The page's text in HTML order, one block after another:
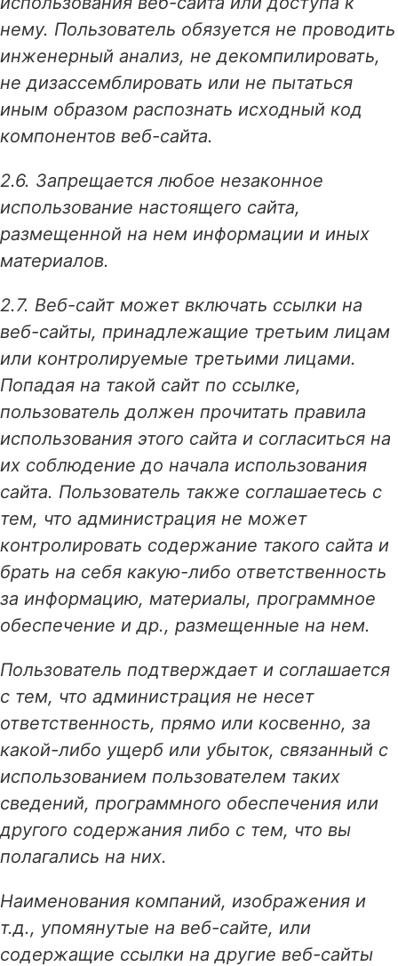
нему. Пользователь обязуется не проводить
инженерный анализ, не декомпилировать,
не дизассемблировать или не пытаться
иным образом распознать исходный код
компонентов веб-сайта.
2.6. Запрещается любое незаконное
использование настоящего сайта,
размещенной на нем информации и иных
материалов.
2.7. Веб-сайт может включать ссылки на
веб-сайты, принадлежащие третьим лицам
или контролируемые третьими лицами.
Попадая на такой сайт по ссылке,
пользователь должен прочитать правила
использования этого сайта и согласиться на
их соблюдение до начала использования
сайта. Пользователь также соглашаетесь с
тем, что администрация не может
контролировать содержание такого сайта и
брать на себя какую-либо ответственность
за информацию, материалы, программное
обеспечение и др., размещенные на нем.
Пользователь подтверждает и соглашается
с тем, что администрация не несет
ответственность, прямо или косвенно, за
какой-либо ущерб или убыток, связанный с
использованием пользователем таких
сведений, программного обеспечения или
другого содержания либо с тем, что вы
полагались на них.
Наименования компаний, изображения и
т.д., упомянутые на веб-сайте, или
содержащие ссылки на другие веб-сайты